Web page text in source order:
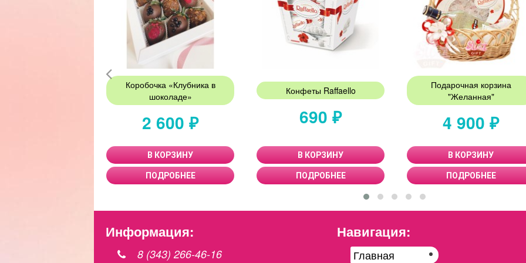
Коробочка «Клубника в
шоколаде»
2 600 ₽
В КОРЗИНУ
ПОДРОБНЕЕ
Конфеты Raffaello
690 ₽
В КОРЗИНУ
ПОДРОБНЕЕ
Подарочная корзина
"Желанная"
4 900 ₽
В КОРЗИНУ
ПОДРОБНЕЕ
Информация:
8 (343) 266-46-16
Навигация:
Главная